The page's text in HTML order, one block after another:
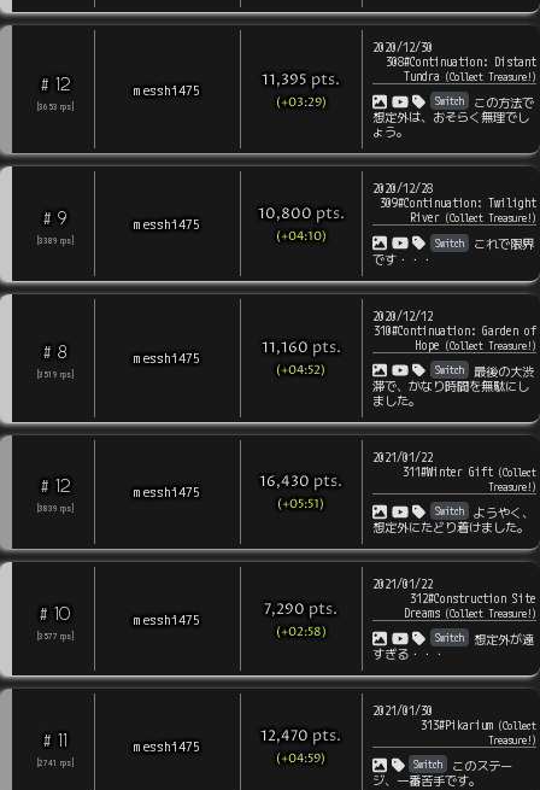
# 12
3653 rps
messhi475 11,395 pts.
(+03:29)
2020/12/30
308#Continuation: Distant
Tundra (Collect Treasure!)
Switch
この方法で
想定外は、おそらく無理でし
ょう。
# 9
3389 rps
messhi475 10,800 pts.
(+04:10)
2020/12/28
309#Continuation: Twilight
River(Collect Treasure!)
Switch
これで限界
です・・・
# 8
3519 rps
messhi475 11,160 pts.
(+04:52)
2020/12/12
310#Continuation: Garden of
Hope (Collect Treasure!)
Switch
最後の大渋
滞で、かなり時間を無駄にし
ました。
# 12
3839 rps
messhi475 16,430 pts.
(+05:51)
2021/01/22
311#Winter Gift(Collect
Treasure!)
Switch
ようやく、
想定外にたどり着けました。
# 10
3577 rps
messhi475 7,290 pts.
(+02:58)
2021/01/22
312#Construction Site
Dreams(Collect Treasure!)
Switch
想定外が遠
すぎる・・・
# 11
2741 rps
messhi475 12,470 pts.
(+04:59)
2021/01/30
313#Pikarium(Collect
Treasure!)
Switch
このステー
ジ、一番苦手です。